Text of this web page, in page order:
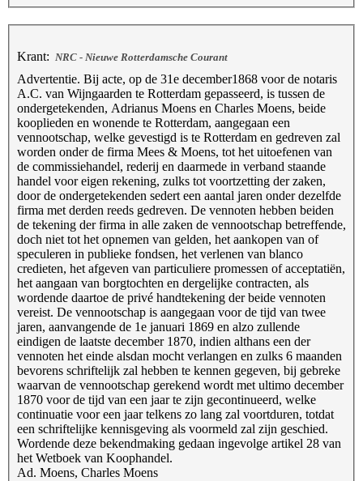
Krant: NRC - Nieuwe Rotterdamsche Courant
Advertentie. Bij acte, op de 31e december1868 voor de notaris
A.C. van Wijngaarden te Rotterdam gepasseerd, is tussen de
ondergetekenden, Adrianus Moens en Charles Moens, beide
kooplieden en wonende te Rotterdam, aangegaan een
vennootschap, welke gevestigd is te Rotterdam en gedreven zal
worden onder de firma Mees & Moens, tot het uitoefenen van
de commissiehandel, rederij en daarmede in verband staande
handel voor eigen rekening, zulks tot voortzetting der zaken,
door de ondergetekenden sedert een aantal jaren onder dezelfde
firma met derden reeds gedreven. De vennoten hebben beiden
de tekening der firma in alle zaken de vennootschap betreffende,
doch niet tot het opnemen van gelden, het aankopen van of
speculeren in publieke fondsen, het verlenen van blanco
credieten, het afgeven van particuliere promessen of acceptatiën,
het aangaan van borgtochten en dergelijke contracten, als
wordende daartoe de privé handtekening der beide vennoten
vereist. De vennootschap is aangegaan voor de tijd van twee
jaren, aanvangende de 1e januari 1869 en alzo zullende
eindigen de laatste december 1870, indien althans een der
vennoten het einde alsdan mocht verlangen en zulks 6 maanden
bevorens schriftelijk zal hebben te kennen gegeven, bij gebreke
waarvan de vennootschap gerekend wordt met ultimo december
1870 voor de tijd van een jaar te zijn gecontinueerd, welke
continuatie voor een jaar telkens zo lang zal voortduren, totdat
een schriftelijke kennisgeving als voormeld zal zijn geschied.
Wordende deze bekendmaking gedaan ingevolge artikel 28 van
het Wetboek van Koophandel.
Ad. Moens, Charles Moens